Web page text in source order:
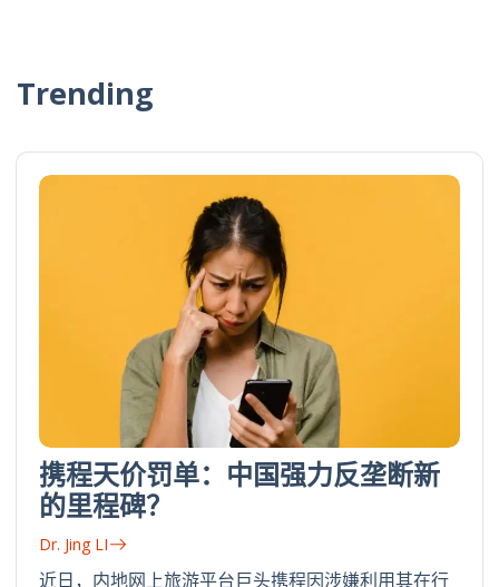
Trending
携程天价罚单：中国强力反垄断新
的里程碑？
Dr. Jing LI
近日，内地网上旅游平台巨头携程因涉嫌利用其在行